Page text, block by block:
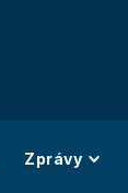
Zprávy